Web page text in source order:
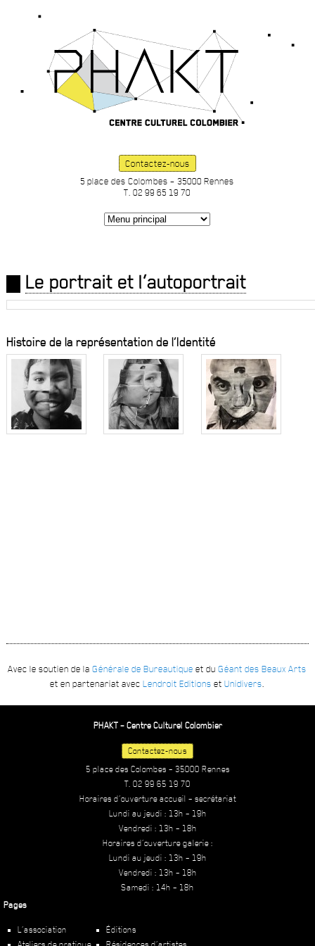
Contactez-nous
5 place des Colombes – 35000 Rennes
T. 02 99 65 19 70
Le portrait et l’autoportrait
Histoire de la représentation de l’Identité
Avec le soutien de laGénérale de Bureautique et duGéant des Beaux Arts
et en partenariat avecLendroit Editions etUnidivers
PHAKT – Centre Culturel Colombier
Contactez-nous
5 place des Colombes – 35000 Rennes
T. 02 99 65 19 70
Horaires d’ouverture accueil – secrétariat
Lundi au jeudi : 13h – 19h
Vendredi : 13h – 18h
Horaires d’ouverture galerie :
Lundi au jeudi : 13h – 19h
Vendredi : 13h – 18h
Samedi : 14h – 18h
Pages
L’association
Éditions